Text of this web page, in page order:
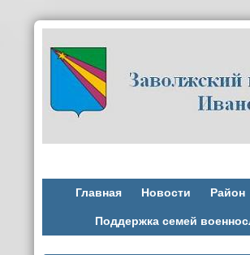
Главная Новости Район
Поддержка семей